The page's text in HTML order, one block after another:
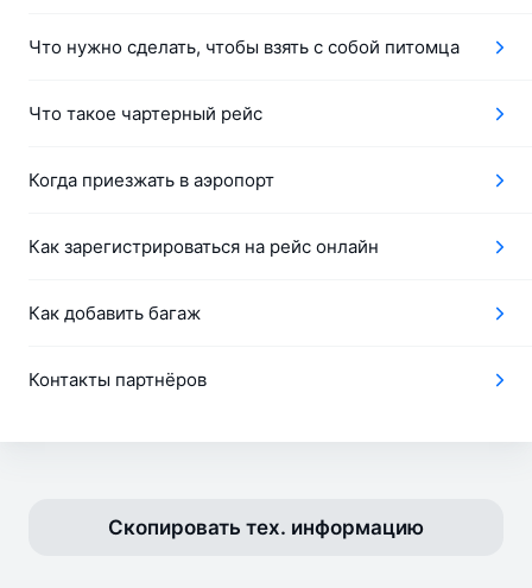
Что нужно сделать, чтобы взять с собой питомца
Что такое чартерный рейс
Когда приезжать в аэропорт
Как зарегистрироваться на рейс онлайн
Как добавить багаж
Контакты партнёров
Скопировать тех. информацию